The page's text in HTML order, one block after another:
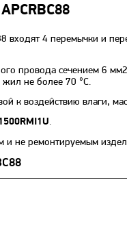
входят 4 перемычки и
провода сечением 6 мм2
жил не более 70 °С.
к воздействию влаги,
.
и не ремонтируемым